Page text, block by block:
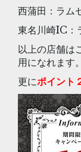
西蒲田：ラム
東名川崎IC：
以上の店舗は
用になれます。
更にポイント